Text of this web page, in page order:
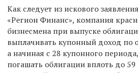
Как следует из искового
«Регион Финанс», компания
бизнесмена при выпуске
выплачивать купонный доход по
а начиная с 28 купонного
погашать облигации вплоть до